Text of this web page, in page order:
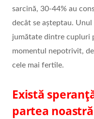
sarcină, 30-44% au
decât se așteptau.
jumătate dintre cupluri
momentul nepotrivit,
cele mai fertile.
Există
partea